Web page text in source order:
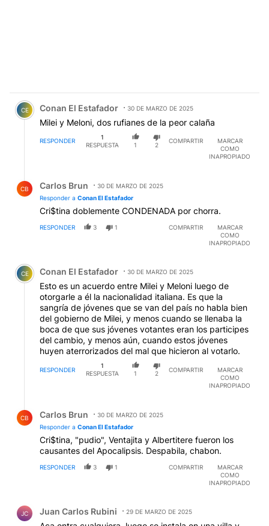
Comentario de Conan El Estafador.
CE Conan El Estafador 30 DE MARZO DE 2025
Milei y Meloni, dos rufianes de la peor calaña
RESPONDER
1
RESPUESTA
1 2
COMPARTIR
MARCAR
COMO
INAPROPIADO
CB Carlos Brun
30 DE MARZO DE 2025
Responder a Conan El Estafador
Cri$tina doblemente CONDENADA por chorra.
RESPONDER 3 1 COMPARTIR
MARCAR
COMO
INAPROPIADO
Comentario de Conan El Estafador.
CE Conan El Estafador 30 DE MARZO DE 2025
Esto es un acuerdo entre Milei y Meloni luego de
otorgarle a él la nacionalidad italiana. Es que la
sangría de jóvenes que se van del país no habla bien
del gobierno de Milei, y menos cuando se llenaba la
boca de que sus jóvenes votantes eran los participes
del cambio, y menos aún, cuando estos jóvenes
huyen aterrorizados del mal que hicieron al votarlo.
RESPONDER
1
RESPUESTA
1 2
COMPARTIR
MARCAR
COMO
INAPROPIADO
CB Carlos Brun
30 DE MARZO DE 2025
Responder a Conan El Estafador
Cri$tina, "pudio", Ventajita y Albertitere fueron los
causantes del Apocalipsis. Despabila, chabon.
RESPONDER 3 1 COMPARTIR
MARCAR
COMO
INAPROPIADO
JC Juan Carlos Rubini 29 DE MARZO DE 2025